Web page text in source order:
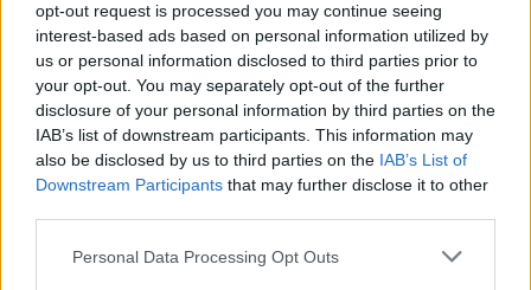
opt-out request is processed you may continue seeing
interest-based ads based on personal information utilized by
us or personal information disclosed to third parties prior to
your opt-out. You may separately opt-out of the further
disclosure of your personal information by third parties on the
IAB’s list of downstream participants. This information may
also be disclosed by us to third parties on the IAB’s List of
Downstream Participants that may further disclose it to other
Personal Data Processing Opt Outs